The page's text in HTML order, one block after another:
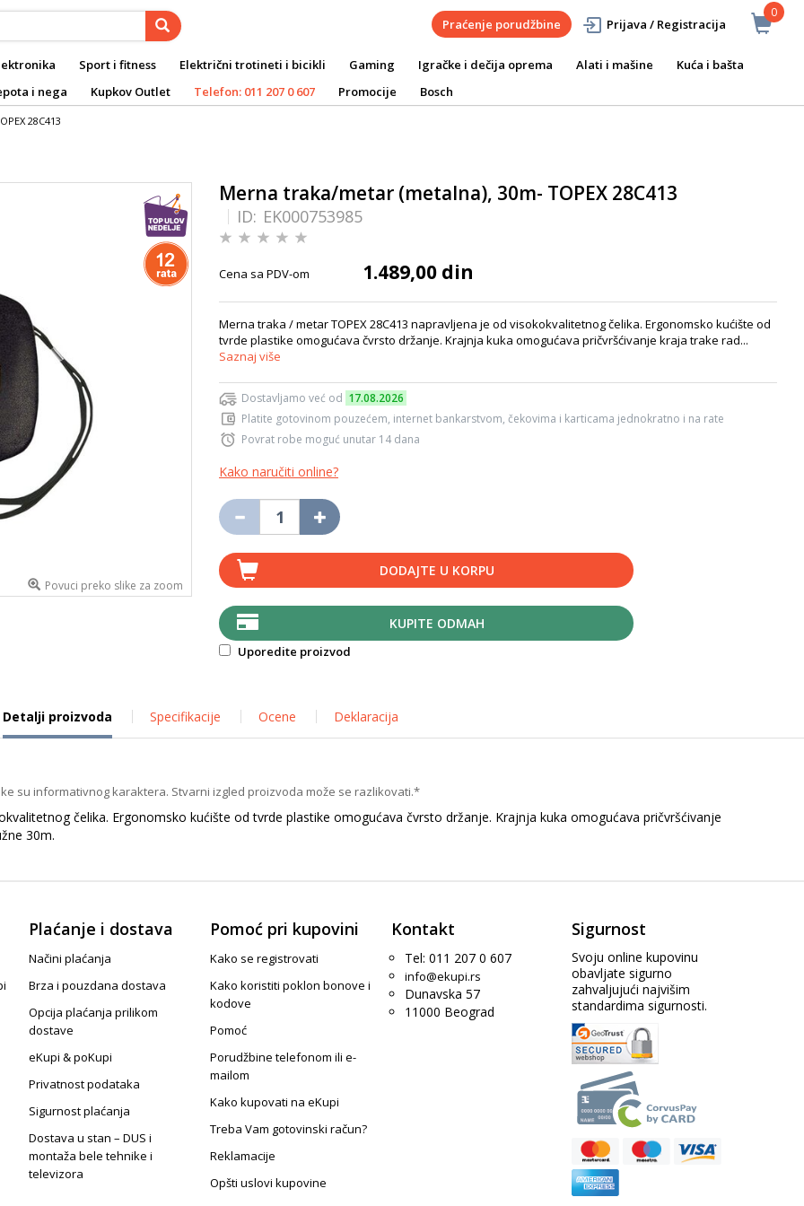
0
Praćenje porudžbine Prijava / Registracija
Sport i fitness Električni trotineti i bicikli Gaming Igračke i dečija oprema Alati i mašine
Kuća i bašta
i nega
Kupkov Outlet Telefon: 011 207 0 607 Promocije Bosch
28C413
Povuci preko slike za zoom
Merna traka/metar (metalna), 30m- TOPEX 28C413
ID: EK000753985
Cena sa PDV-om 1.489,00 din
Merna traka / metar TOPEX 28C413 napravljena je od visokokvalitetnog čelika. Ergonomsko kućište od
tvrde plastike omogućava čvrsto držanje. Krajnja kuka omogućava pričvršćivanje kraja trake rad...
Saznaj više
Dostavljamo već od 17.08.2026
Platite gotovinom pouzećem, internet bankarstvom, čekovima i karticama jednokratno i na rate
Povrat robe moguć unutar 14 dana
Kako naručiti online?
DODAJTE U KORPU
KUPITE ODMAH
Uporedite proizvod
Detalji proizvoda Specifikacije Ocene Deklaracija
su informativnog karaktera. Stvarni izgled proizvoda može se razlikovati.*
čelika. Ergonomsko kućište od tvrde plastike omogućava čvrsto držanje. Krajnja kuka omogućava pričvršćivanje
30m.
Plaćanje i dostava
Načini plaćanja
Brza i pouzdana dostava
Opcija plaćanja prilikom
dostave
eKupi & poKupi
Privatnost podataka
Sigurnost plaćanja
Dostava u stan – DUS i
montaža bele tehnike i
televizora
Pomoć pri kupovini
Kako se registrovati
Kako koristiti poklon bonove i
kodove
Pomoć
Porudžbine telefonom ili e-
mailom
Kako kupovati na eKupi
Treba Vam gotovinski račun?
Reklamacije
Opšti uslovi kupovine
Kontakt
Tel: 011 207 0 607
info@ekupi.rs
Dunavska 57
11000 Beograd
Sigurnost
Svoju online kupovinu
obavljate sigurno
zahvaljujući najvišim
standardima sigurnosti.